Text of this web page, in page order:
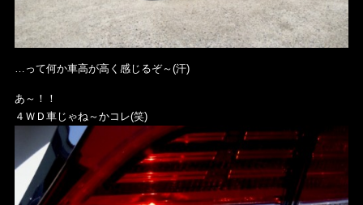
…って何か車高が高く感じるぞ～(汗)
あ～！！
４ＷＤ車じゃね～かコレ(笑)